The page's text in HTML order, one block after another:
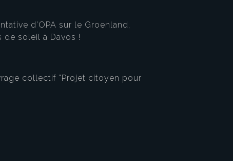
d’OPA sur le Groenland,
soleil à Davos !
collectif "Projet citoyen pour